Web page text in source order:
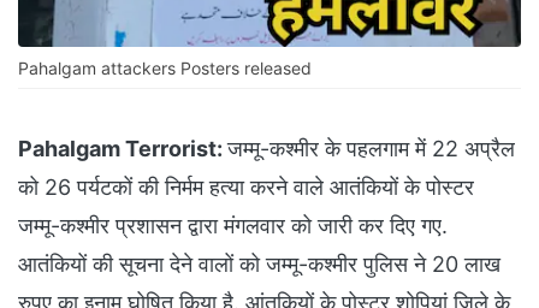
Pahalgam attackers Posters released
Pahalgam Terrorist:जम्‍मू-कश्‍मीर के पहलगाम में 22 अप्रैल
को 26 पर्यटकों की निर्मम हत्‍या करने वाले आतंकियों के पोस्‍टर
जम्मू-कश्मीर प्रशासन द्वारा मंगलवार को जारी कर दिए गए.
आतंकियों की सूचना देने वालों को जम्मू-कश्मीर पुलिस ने 20 लाख
रुपए का इनाम घोषित किया है. आंतकियों के पोस्टर शोपियां जिले के